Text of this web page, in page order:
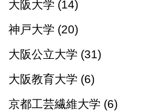
大阪大学 (14)
神戸大学 (20)
大阪公立大学 (31)
大阪教育大学 (6)
京都工芸繊維大学 (6)